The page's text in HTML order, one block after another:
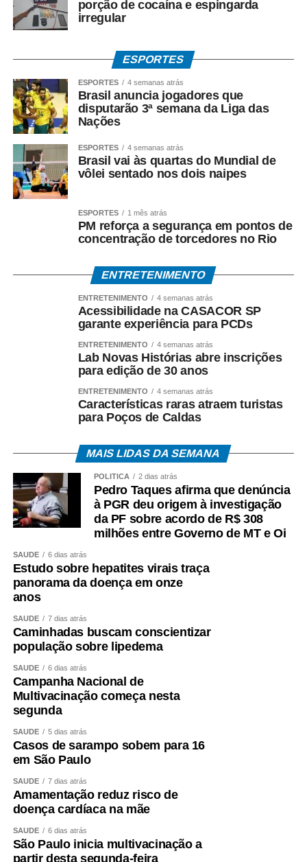
Para servidores públicos
O Banco do Brasil faz o pagamento por:
• Crédito em conta bancária;
• Transferência via TED ou Pix;
• Saque presencial nas agências, para quem não é
correntista e não possui chave Pix.
Como consultar
Os trabalhadores podem verificar informações sobre
• Aplicativo Carteira de Trabalho Digital;
• Portal Gov.br;
• Telefone 158 (Ministério do Trabalho);
• Aplicativos Caixa Tem e Benefícios Sociais Caixa;
• Atendimento Caixa ao Cidadão: 0800-726-0207.
de trabalhadores recebam o abono salarial.
COMENTE ABAIXO:
WhatsApp
Facebook
Twitter
Messenger
LinkedIn
Share
porção de cocaína e espingarda
irregular
ESPORTES
ESPORTES 4 semanas atrás
Brasil anuncia jogadores que
disputarão 3ª semana da Liga das
Nações
ESPORTES 4 semanas atrás
Brasil vai às quartas do Mundial de
vôlei sentado nos dois naipes
ESPORTES 1 mês atrás
PM reforça a segurança em pontos de
concentração de torcedores no Rio
ENTRETENIMENTO
ENTRETENIMENTO 4 semanas atrás
Acessibilidade na CASACOR SP
garante experiência para PCDs
ENTRETENIMENTO 4 semanas atrás
Lab Novas Histórias abre inscrições
para edição de 30 anos
ENTRETENIMENTO 4 semanas atrás
Características raras atraem turistas
para Poços de Caldas
MAIS LIDAS DA SEMANA
POLÍTICA 2 dias atrás
Pedro Taques afirma que denúncia
à PGR deu origem à investigação
da PF sobre acordo de R$ 308
milhões entre Governo de MT e Oi
SAÚDE 6 dias atrás
Estudo sobre hepatites virais traça
panorama da doença em onze
anos
SAÚDE 7 dias atrás
Caminhadas buscam conscientizar
população sobre lipedema
SAÚDE 6 dias atrás
Campanha Nacional de
Multivacinação começa nesta
segunda
SAÚDE 5 dias atrás
Casos de sarampo sobem para 16
em São Paulo
SAÚDE 7 dias atrás
Amamentação reduz risco de
doença cardíaca na mãe
SAÚDE 6 dias atrás
São Paulo inicia multivacinação a
partir desta segunda-feira